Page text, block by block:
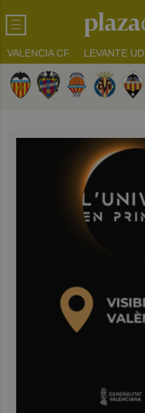
VALENCIA CF LEVANTE UD